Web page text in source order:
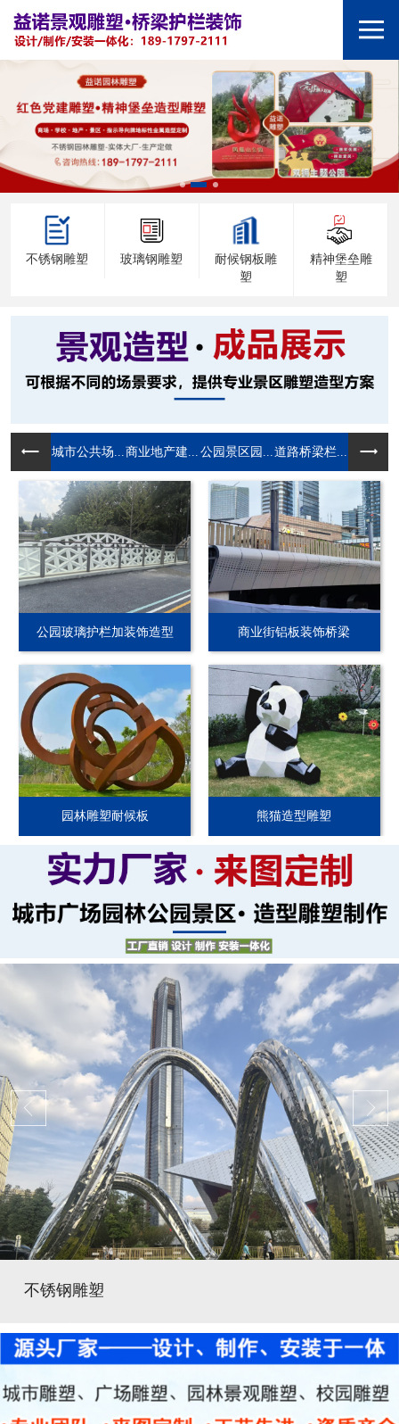
不锈钢雕塑 玻璃钢雕塑
耐候钢板雕
塑
精神堡垒雕
塑
城市公共场... 商业地产建... 公园景区园... 道路桥梁栏...
公园玻璃护栏加装饰造型 商业街铝板装饰桥梁
园林雕塑耐候板 熊猫造型雕塑
不锈钢雕塑